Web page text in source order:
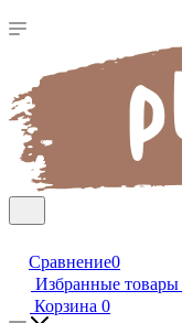
Сравнение0
Избранные товары
Корзина 0